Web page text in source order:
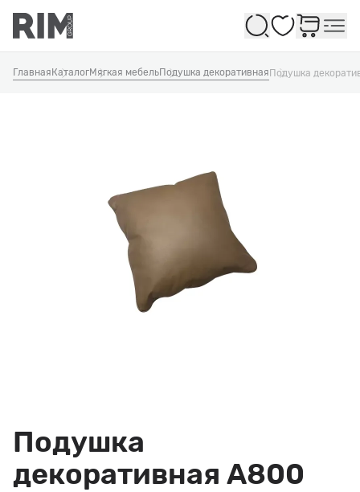
Избранное
Главная КаталогМягкая мебельПодушка декоративнаяПодушка
Подушка
декоративная A800